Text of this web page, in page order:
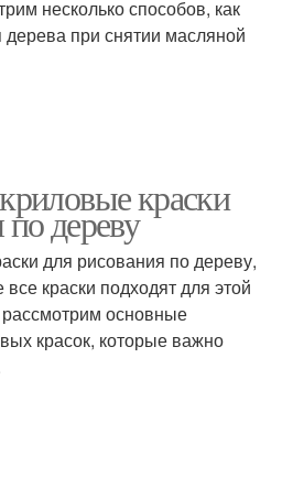
несколько способов, как
при снятии масляной
краски
дереву
для рисования по дереву,
краски подходят для этой
основные
красок, которые важно